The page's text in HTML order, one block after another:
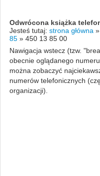
Odwrócona książka
Jesteś tutaj: strona główna »
85 » 450 13 85 00
Nawigacja wstecz (tzw.
obecnie oglądanego
można zobaczyć
numerów telefonicznych
organizacji).